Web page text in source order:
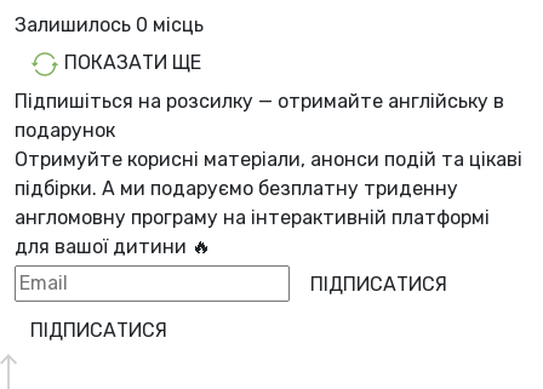
Залишилось 0 місць
ПОКАЗАТИ ЩЕ
Підпишіться на розсилку — отримайте англійську в
подарунок
Отримуйте корисні матеріали, анонси подій та цікаві
підбірки. А ми подаруємо безплатну триденну
англомовну програму на інтерактивній платформі
для вашої дитини 🔥
ПІДПИСАТИСЯ
ПІДПИСАТИСЯ